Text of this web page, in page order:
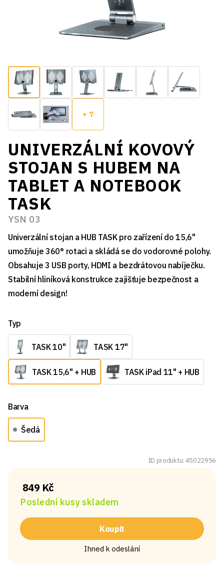
+ 7
UNIVERZÁLNÍ KOVOVÝ
STOJAN S HUBEM NA
TABLET A NOTEBOOK
TASK
YSN 03
Univerzální stojan a HUB TASK pro zařízení do 15,6"
umožňuje 360° rotaci a skládá se do vodorovné polohy.
Obsahuje 3 USB porty, HDMI a bezdrátovou nabíječku.
Stabilní hliníková konstrukce zajišťuje bezpečnost a
moderní design!
Typ
TASK 10" TASK 17"
TASK 15,6" + HUB TASK iPad 11" + HUB
Barva
Šedá
ID produktu: 45022956
849 Kč
Poslední kusy skladem
Koupit
Ihned k odeslání